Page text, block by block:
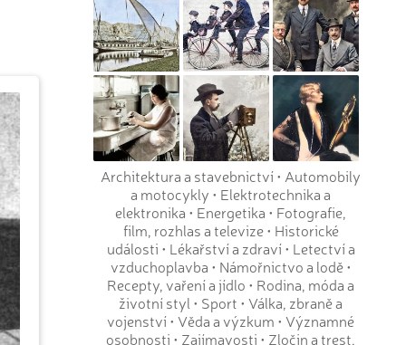
Architektura a stavebnictví• Automobily
a motocykly • Elektrotechnika a
elektronika • Energetika • Fotografie,
film, rozhlas a televize• Historické
události • Lékařství a zdraví• Letectví a
vzduchoplavba • Námořnictvo a lodě•
Recepty, vaření a jídlo • Rodina, móda a
životní styl • Sport • Válka, zbraně a
vojenství• Věda a výzkum • Významné
osobnosti • Zajímavosti • Zločin a trest,